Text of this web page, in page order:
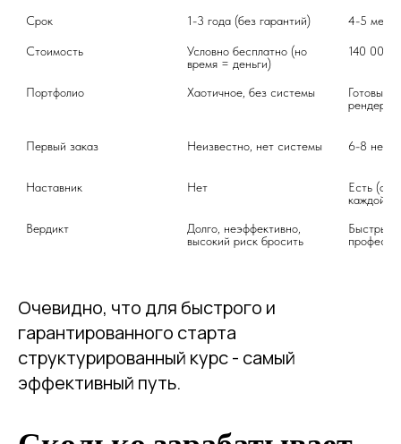
Срок
1-3 года (без гарантий) 4-5
Стоимость
Условно бесплатно (но
время = деньги)
140 000
Портфолио Хаотичное, без системы
Готовый
рендеров
Первый заказ Неизвестно, нет системы 6-8
Наставник Нет
Есть
каждой
Вердикт
Долго, неэффективно,
высокий риск бросить
Быстрый
Очевидно, что для быстрого и
гарантированного старта
структурированный курс - самый
эффективный путь.